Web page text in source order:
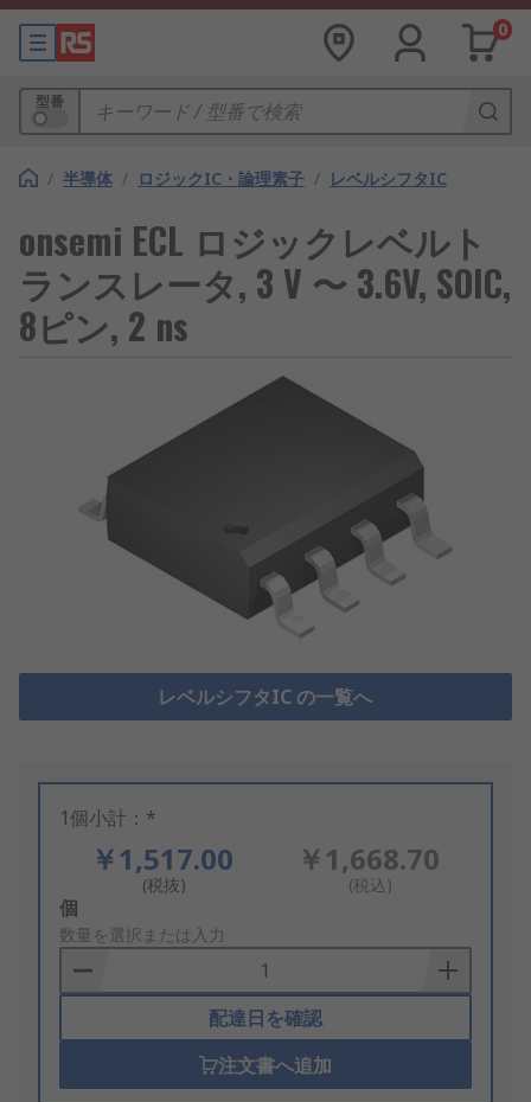
0
型番
/ 半導体 / ロジックIC・論理素子 / レベルシフタIC
onsemi ECL ロジックレベルト
ランスレータ, 3 V 〜 3.6V, SOIC,
8ピン, 2 ns
レベルシフタIC の一覧へ
1個小計：*
￥1,517.00
(税抜)
￥1,668.70
(税込)
Add
to
Basket
個
数量を選択または入力
配達日を確認
注文書へ追加